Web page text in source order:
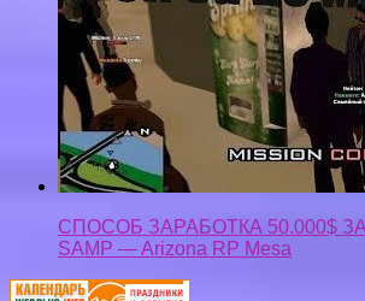
СПОСОБ ЗАРАБОТКА 50.000$
SAMP — Arizona RP Mesa